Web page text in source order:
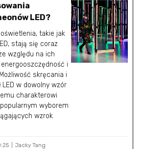
LED?
takie jak
stają się coraz
względu na ich
i
skręcania i
w dowolny wzór
charakterowi
wyborem
wzrok
Jacky Tang